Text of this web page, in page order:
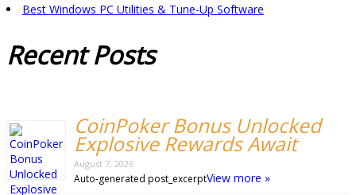
Best Windows PC Utilities & Tune-Up Software
RecentPosts
CoinPoker Bonus Unlocked
Explosive Rewards Await
August 7, 2026
Auto-generated post_excerptView more »